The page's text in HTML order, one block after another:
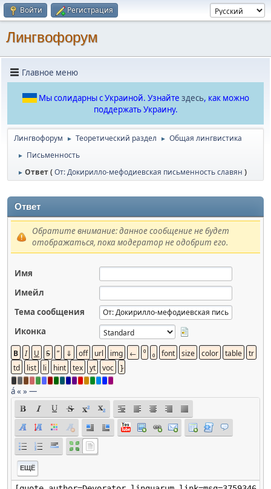
Войти Регистрация
Лингвофорум
Главное меню
Мы солидарны с Украиной. Узнайте здесь, как можно
поддержать Украину.
Лингвофорум ► Теоретический раздел ► Общая лингвистика
► Письменность
► Ответ (От: Докирилло-мефодиевская письменность славян )
Ответ
Обратите внимание: данное сообщение не будет
отображаться, пока модератор не одобрит его.
Имя
Имейл
Тема сообщения
Иконка
á« »—
ЕЩЁ